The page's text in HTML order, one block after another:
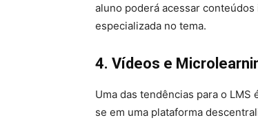
aluno poderá acessar
especializada no tema.
4. Vídeos e
Uma das tendências para o
se em uma plataforma